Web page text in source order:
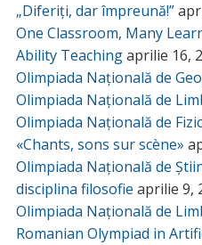
„Diferiți, dar împreună!”
One Classroom, Many
Ability Teachingaprilie 16,
Olimpiada Națională de
Olimpiada Națională de
Olimpiada Națională de
«Chants, sons sur scène»
Olimpiada Națională de
disciplina filosofie aprilie 9,
Olimpiada Națională de
Romanian Olympiad in